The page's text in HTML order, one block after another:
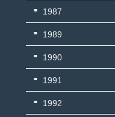
1987
1989
1990
1991
1992